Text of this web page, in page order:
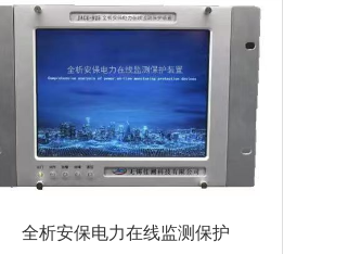
全析安保电力在线监测保护